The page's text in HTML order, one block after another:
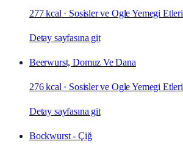
277 kcal · Sosisler ve Ogle Yemegi Etleri
Detay sayfasına git
Beerwurst, Domuz Ve Dana
276 kcal · Sosisler ve Ogle Yemegi Etleri
Detay sayfasına git
Bockwurst - Çiğ